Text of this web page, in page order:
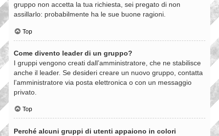
gruppo non accetta la tua richiesta, sei pregato di non
assillarlo: probabilmente ha le sue buone ragioni.
Top
Come divento leader di un gruppo?
I gruppi vengono creati dall’amministratore, che ne stabilisce
anche il leader. Se desideri creare un nuovo gruppo, contatta
l’amministratore via posta elettronica o con un messaggio
privato.
Top
Perché alcuni gruppi di utenti appaiono in colori